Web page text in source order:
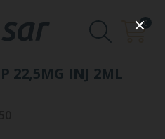
0
22,5MG INJ 2ML